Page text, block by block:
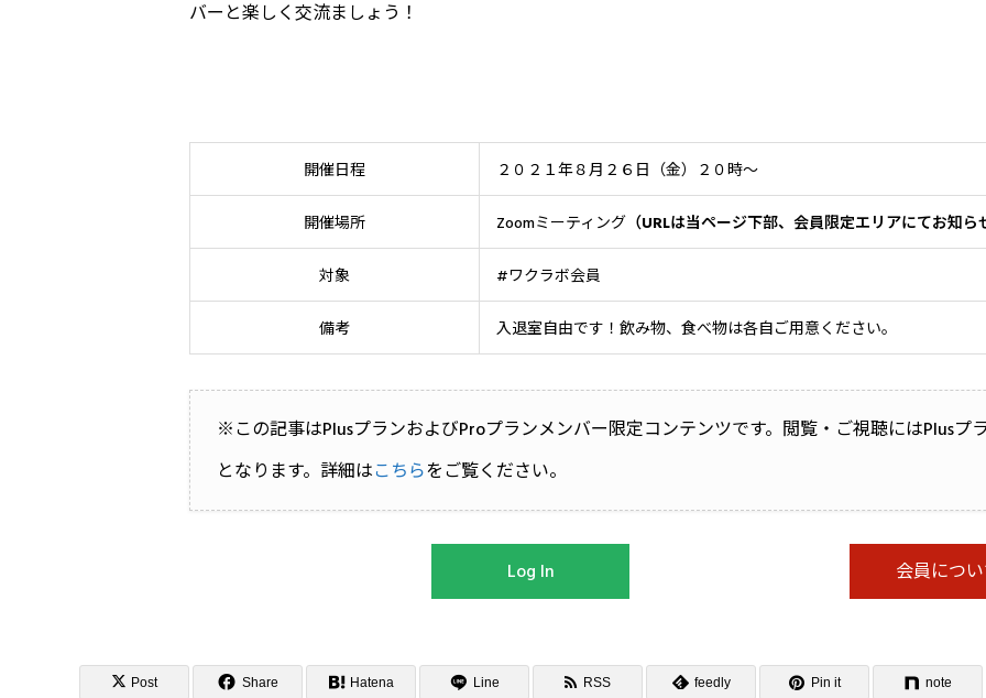
バーと楽しく交流ましょう！
開催日程 ２０２１年８月２６日（金）２０時〜
開催場所 Zoomミーティング （URLは当ページ下部、会員限定エリアにてお知ら
対象 #ワクラボ会員
備考 入退室自由です！飲み物、食べ物は各自ご用意ください。
※この記事はPlusプランおよびProプランメンバー限定コンテンツです。閲覧・ご視聴にはPlusプ
となります。詳細はこちらをご覧ください。
Log In 会員につ
Post Share Hatena Line RSS feedly Pin it note